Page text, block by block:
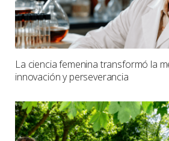
La ciencia femenina transformó la
innovación y perseverancia